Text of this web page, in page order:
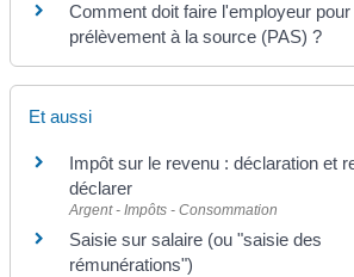
Comment doit faire l'employeur
prélèvement à la source (PAS) ?
Et aussi
Impôt sur le revenu : déclaration et
déclarer
Argent - Impôts - Consommation
Saisie sur salaire (ou "saisie des
rémunérations")